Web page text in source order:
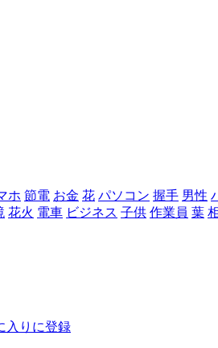
ホ 節電 お金 花 パソコン 握手 男性
花火 電車 ビジネス 子供 作業員 葉